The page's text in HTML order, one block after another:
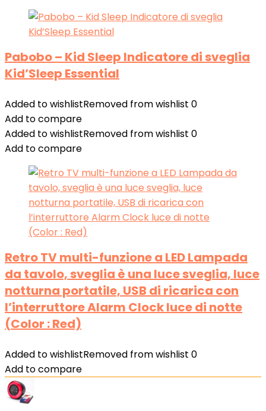
Pabobo – Kid Sleep Indicatore di sveglia
Kid’Sleep Essential
Added to wishlistRemoved from wishlist 0
Add to compare
Added to wishlistRemoved from wishlist 0
Add to compare
Retro TV multi-funzione a LED Lampada
da tavolo, sveglia è una luce sveglia, luce
notturna portatile, USB di ricarica con
l’interruttore Alarm Clock luce di notte
(Color : Red)
Added to wishlistRemoved from wishlist 0
Add to compare